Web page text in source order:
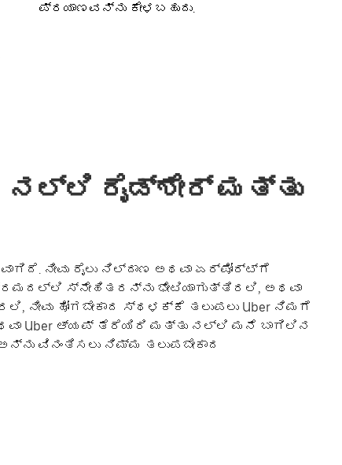
ಪ್ರಯಾಣವನ್ನು ಕೇಳಬಹುದು.
ನಲ್ಲಿ ರೈಡ್‌ಶೇರ್ ಮತ್ತು
ನೀವು ರೈಲು ನಿಲ್ದಾಣ ಅಥವಾ ಏರ್‌ಪೋರ್ಟ್‌ಗೆ
ಸ್ನೇಹಿತರನ್ನು ಭೇಟಿಯಾಗುತ್ತಿರಲಿ, ಅಥವಾ
ಹೋಗಬೇಕಾದ ಸ್ಥಳಕ್ಕೆ ತಲುಪಲು Uber ನಿಮಗೆ
Uber ಆ್ಯಪ್ ತೆರೆಯಿರಿ ಮತ್ತು ನಲ್ಲಿ ಮನೆ ಬಾಗಿಲಿನ
ವಿನಂತಿಸಲು ನಿಮ್ಮ ತಲುಪಬೇಕಾದ